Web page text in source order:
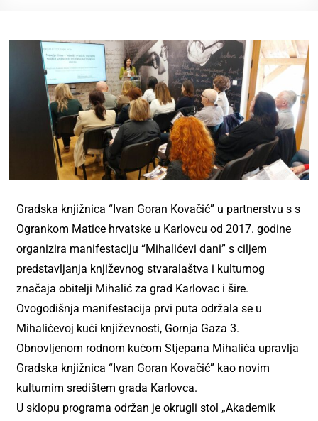
Gradska knjižnica “Ivan Goran Kovačić” u partnerstvu s s
Ogrankom Matice hrvatske u Karlovcu od 2017. godine
organizira manifestaciju “Mihalićevi dani” s ciljem
predstavljanja književnog stvaralaštva i kulturnog
značaja obitelji Mihalić za grad Karlovac i šire.
Ovogodišnja manifestacija prvi puta održala se u
Mihalićevoj kući književnosti, Gornja Gaza 3.
Obnovljenom rodnom kućom Stjepana Mihalića upravlja
Gradska knjižnica “Ivan Goran Kovačić” kao novim
kulturnim središtem grada Karlovca.
U sklopu programa održan je okrugli stol „Akademik